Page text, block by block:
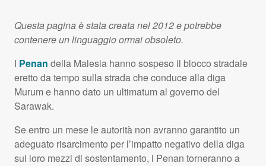
Questa pagina è stata creata nel 2012 e potrebbe
contenere un linguaggio ormai obsoleto.
I Penan della Malesia hanno sospeso il blocco stradale
eretto da tempo sulla strada che conduce alla diga
Murum e hanno dato un ultimatum al governo del
Sarawak.
Se entro un mese le autorità non avranno garantito un
adeguato risarcimento per l’impatto negativo della diga
sui loro mezzi di sostentamento, i Penan torneranno a